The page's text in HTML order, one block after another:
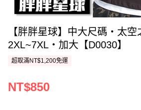
【胖胖星球】中大尺碼‧太空
2XL~7XL‧加大【D0030】
超取滿NT$1,200免運
NT$850